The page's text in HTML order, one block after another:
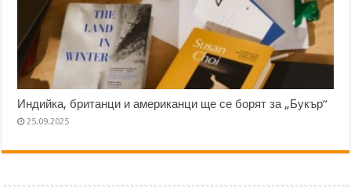
Индийка, британци и американци ще се борят за „Букър“
25.09.2025